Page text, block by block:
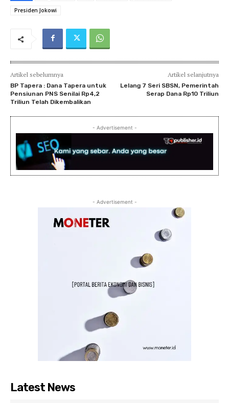
Presiden Jokowi
Artikel sebelumnya
BP Tapera : Dana Tapera untuk
Pensiunan PNS Senilai Rp4,2
Triliun Telah Dikembalikan
Artikel selanjutnya
Lelang 7 Seri SBSN, Pemerintah
Serap Dana Rp10 Triliun
- Advertisement -
- Advertisement -
Latest News